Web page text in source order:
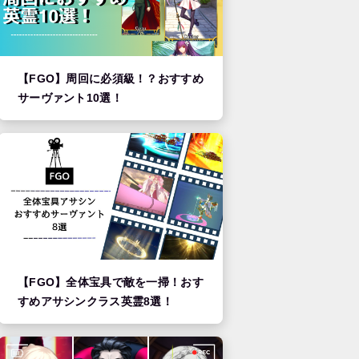
【FGO】周回に必須級！？おすすめ
サーヴァント10選！
【FGO】全体宝具で敵を一掃！おす
すめアサシンクラス英霊8選！